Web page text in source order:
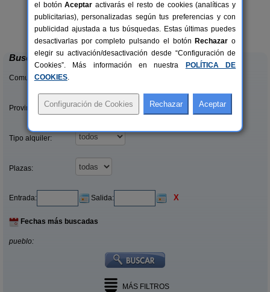
8-21+3 pers.
desde25 €
El Corazón Verde
Badilla (Zamora)
Buscar
Comunidades:
Provincias/Islas:
Tipo alquiler:
Plazas:
Entrada: Salida: X
Fechas más buscadas
pueblo:
MÁS FILTROS
el botónAceptar activarás el resto de cookies (analíticas y
publicitarias), personalizadas según tus preferencias y con
publicidad ajustada a tus búsquedas. Estas últimas puedes
desactivarlas por completo pulsando el botón Rechazar o
elegir su activación/desactivación desde “Configuración de
Cookies”. Más información en nuestra
POLÍTICA DE
COOKIES.